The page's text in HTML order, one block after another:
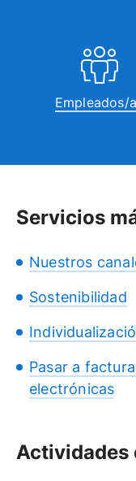
Empleados/
Servicios
Nuestros
Sostenibilidad
Pasar a
electrónicas
Actividades